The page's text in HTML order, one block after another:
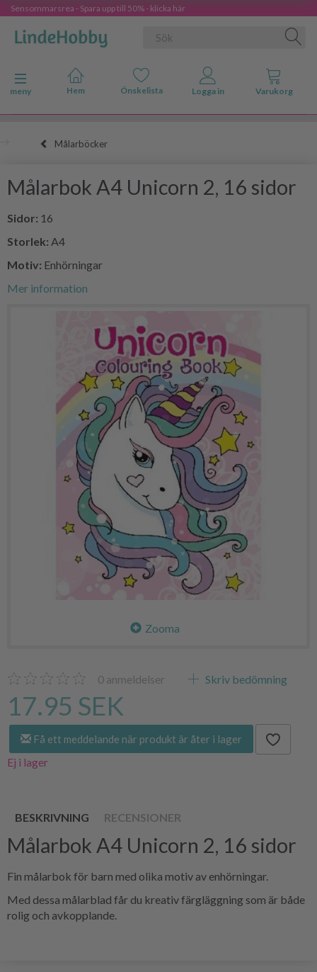
Sensommarsrea - Spara upp till 50% - klicka här
Ändra navigering
meny
Målarböcker
Målarbok A4 Unicorn 2, 16 sidor
Sidor: 16
Storlek: A4
Motiv: Enhörningar
Mer information
Zooma
0 anmeldelser Skriv bedömning
17.95 SEK
Få ett meddelande när produkt är åter i lager
Ej i lager
BESKRIVNING RECENSIONER
Målarbok A4 Unicorn 2, 16 sidor
Fin målarbok för barn med olika motiv av enhörningar.
Med dessa målarblad får du kreativ färgläggning som är både
rolig och avkopplande.